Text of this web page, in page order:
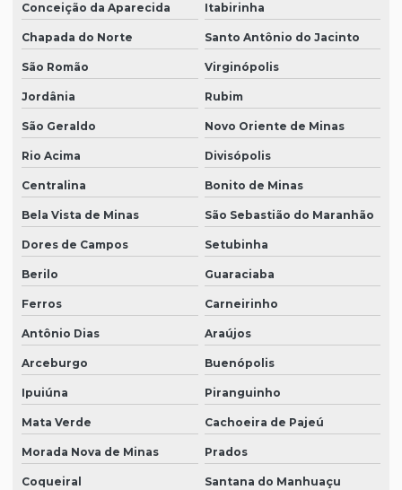
Conceição da Aparecida Itabirinha
Chapada do Norte Santo Antônio do Jacinto
São Romão Virginópolis
Jordânia Rubim
São Geraldo Novo Oriente de Minas
Rio Acima Divisópolis
Centralina Bonito de Minas
Bela Vista de Minas São Sebastião do Maranhão
Dores de Campos Setubinha
Berilo Guaraciaba
Ferros Carneirinho
Antônio Dias Araújos
Arceburgo Buenópolis
Ipuiúna Piranguinho
Mata Verde Cachoeira de Pajeú
Morada Nova de Minas Prados
Coqueiral Santana do Manhuaçu